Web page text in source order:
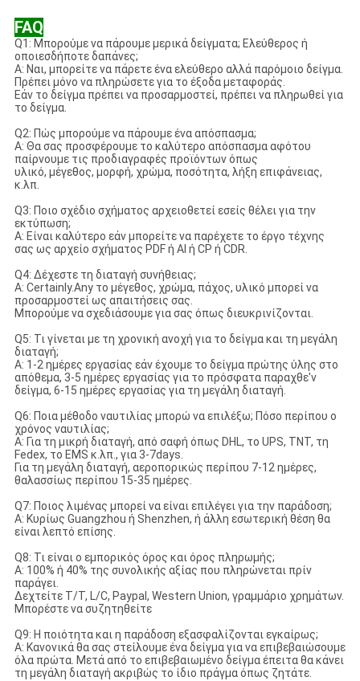
FAQ
Q1: Μπορούμε να πάρουμε μερικά δείγματα; Ελεύθερος ή
οποιεσδήποτε δαπάνες;
Α: Ναι, μπορείτε να πάρετε ένα ελεύθερο αλλά παρόμοιο δείγμα.
Πρέπει μόνο να πληρώσετε για το έξοδα μεταφοράς.
Εάν το δείγμα πρέπει να προσαρμοστεί, πρέπει να πληρωθεί για
το δείγμα.
Q2: Πώς μπορούμε να πάρουμε ένα απόσπασμα;
Α: Θα σας προσφέρουμε το καλύτερο απόσπασμα αφότου
παίρνουμε τις προδιαγραφές προϊόντων όπως
υλικό, μέγεθος, μορφή, χρώμα, ποσότητα, λήξη επιφάνειας,
κ.λπ.
Q3: Ποιο σχέδιο σχήματος αρχειοθετεί εσείς θέλει για την
εκτύπωση;
Α: Είναι καλύτερο εάν μπορείτε να παρέχετε το έργο τέχνης
σας ως αρχείο σχήματος PDF ή AI ή CP ή CDR.
Q4: Δέχεστε τη διαταγή συνήθειας;
Α: Certainly.Any το μέγεθος, χρώμα, πάχος, υλικό μπορεί να
προσαρμοστεί ως απαιτήσεις σας.
Μπορούμε να σχεδιάσουμε για σας όπως διευκρινίζονται.
Q5: Τι γίνεται με τη χρονική ανοχή για το δείγμα και τη μεγάλη
διαταγή;
Α: 1-2 ημέρες εργασίας εάν έχουμε το δείγμα πρώτης ύλης στο
απόθεμα, 3-5 ημέρες εργασίας για το πρόσφατα παραχθε'ν
δείγμα, 6-15 ημέρες εργασίας για τη μεγάλη διαταγή.
Q6: Ποια μέθοδο ναυτιλίας μπορώ να επιλέξω; Πόσο περίπου ο
χρόνος ναυτιλίας;
Α: Για τη μικρή διαταγή, από σαφή όπως DHL, το UPS, TNT, τη
Fedex, το EMS κ.λπ., για 3-7days.
Για τη μεγάλη διαταγή, αεροπορικώς περίπου 7-12 ημέρες,
θαλασσίως περίπου 15-35 ημέρες.
Q7: Ποιος λιμένας μπορεί να είναι επιλέγει για την παράδοση;
Α: Κυρίως Guangzhou ή Shenzhen, ή άλλη εσωτερική θέση θα
είναι λεπτό επίσης.
Q8: Τι είναι ο εμπορικός όρος και όρος πληρωμής;
Α: 100% ή 40% της συνολικής αξίας που πληρώνεται πρίν
παράγει.
Δεχτείτε T/T, L/C, Paypal, Western Union, γραμμάριο χρημάτων.
Μπορέστε να συζητηθείτε
Q9: Η ποιότητα και η παράδοση εξασφαλίζονται εγκαίρως;
Α: Κανονικά θα σας στείλουμε ένα δείγμα για να επιβεβαιώσουμε
όλα πρώτα. Μετά από το επιβεβαιωμένο δείγμα έπειτα θα κάνει
τη μεγάλη διαταγή ακριβώς το ίδιο πράγμα όπως ζητάτε.